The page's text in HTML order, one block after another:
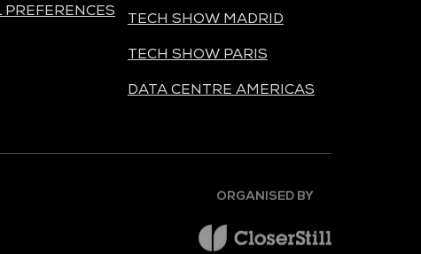
TECH SHOW MADRID
TECH SHOW PARIS
DATA CENTRE AMERICAS
ORGANISED BY